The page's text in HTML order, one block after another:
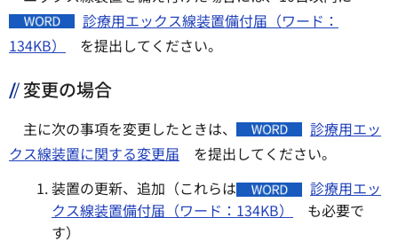
診療用エックス線装置備付届（ワード：
134KB）
を提出してください。
変更の場合
主に次の事項を変更したときは、
診療用エッ
クス線装置に関する変更届
を提出してください。
装置の更新、追加（これらは
診療用エッ
クス線装置備付届（ワード：134KB）
も必要で
す）